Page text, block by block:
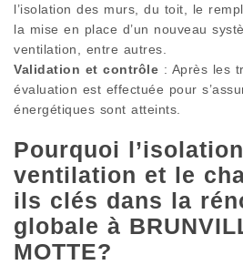
l’isolation des murs, du toit, le
la mise en place d’un nouveau
ventilation, entre autres.
Validation et contrôle : Après les
évaluation est effectuée pour
énergétiques sont atteints.
Pourquoi
ventilation et le
ils clés dans la
globale à
MOTTE?